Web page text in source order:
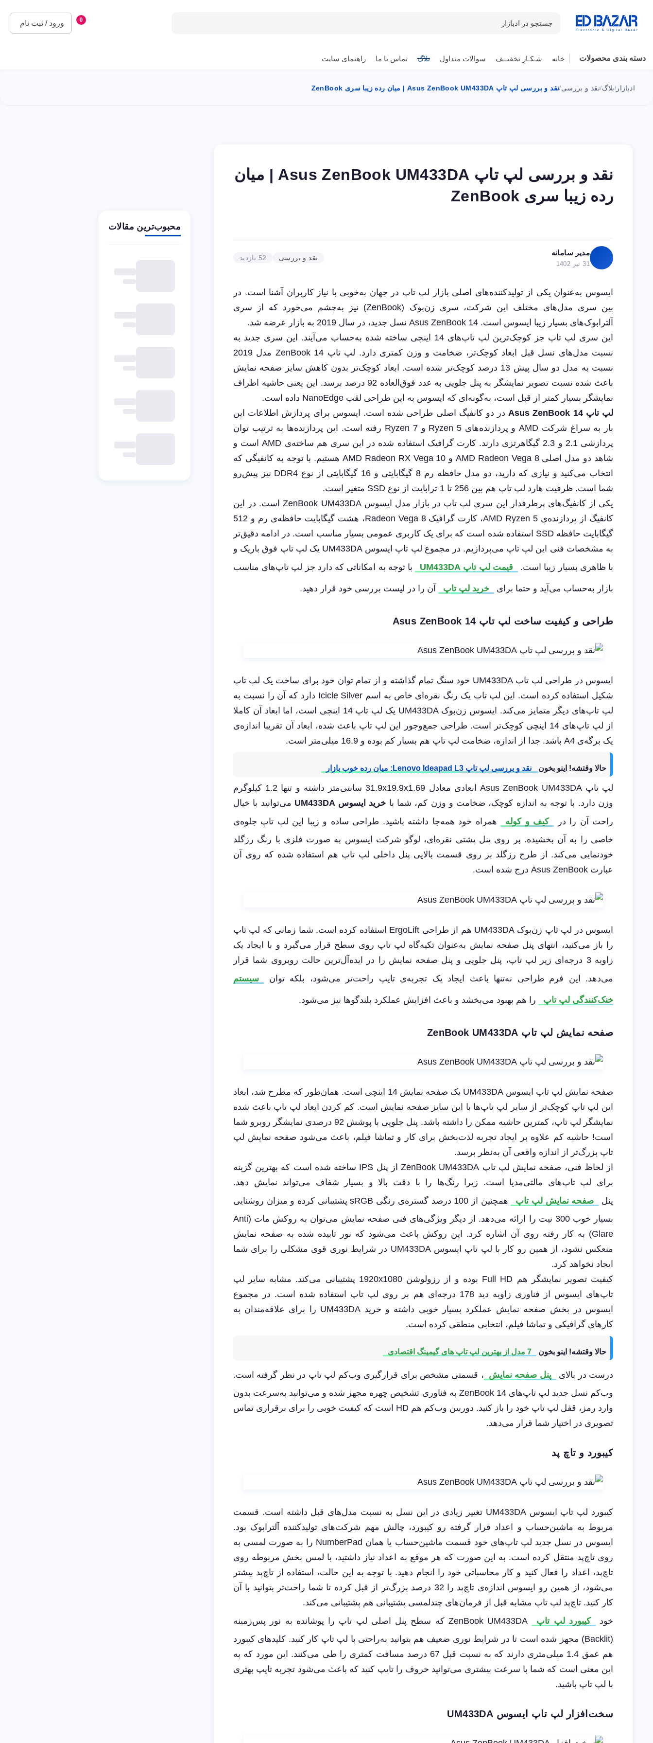
جستجو در ادبازار 0 ورود / ثبت نام
دسته بندی محصولات خانه شـکـارِ تخفیــف سوالات متداول بلاگ تماس با ما راهنمای سایت
ادبازار /بلاگ/نقد و بررسی/نقد و بررسی لپ تاپ Asus ZenBook UM433DA | میان رده زیبا سری ZenBook
نقد و بررسی لپ تاپ Asus ZenBook UM433DA | میان
رده زیبا سری ZenBook
مدیر سامانه
31 تیر 1402
نقد و بررسی 52 بازدید
ایسوس به‌عنوان یکی از تولیدکننده‌های اصلی بازار لپ تاپ در جهان به‌خوبی با نیاز کاربران آشنا است. در
بین سری مدل‌های مختلف این شرکت، سری زن‌بوک (ZenBook) نیز به‌چشم می‌خورد که از سری
آلترابوک‌های بسیار زیبا ایسوس است. Asus ZenBook 14 نسل جدید، در سال 2019 به بازار عرضه شد.
این سری لپ‌ تاپ جز کوچک‌ترین لپ ‌تاپ‌های 14 اینچی ساخته شده به‌حساب می‌آیند. این سری جدید به
نسبت مدل‌های نسل قبل ابعاد کوچک‌تر، ضخامت و وزن کمتری دارد. لپ تاپ ZenBook 14 مدل 2019
نسبت به مدل دو سال پیش 13 درصد کوچک‌تر شده است. ابعاد کوچک‌تر بدون کاهش سایز صفحه نمایش
باعث شده نسبت تصویر نمایشگر به پنل جلویی به عدد فوق‌العاده 92 درصد برسد. این یعنی حاشیه اطراف
نمایشگر بسیار کمتر از قبل است، به‌گونه‌ای که ایسوس به این طراحی لقب NanoEdge داده است.
لپ ‌تاپ Asus ZenBook 14
در دو کانفیگ اصلی طراحی شده است. ایسوس برای پردازش اطلاعات این
بار به سراغ شرکت AMD و پردازنده‌های Ryzen 5 و Ryzen 7 رفته است. این پردازنده‌ها به ترتیب توان
پردازشی 2.1 و 2.3 گیگاهرتزی دارند. کارت گرافیک استفاده شده در این سری هم ساخته‌ی AMD است و
شاهد دو مدل اصلی AMD Radeon Vega 8 و AMD Radeon RX Vega 10 هستیم. با توجه به کانفیگی که
انتخاب می‌کنید و نیازی که دارید، دو مدل حافظه رم 8 گیگابایتی و 16 گیگابایتی از نوع DDR4 نیز پیش‌رو
شما است. ظرفیت هارد لپ ‌تاپ هم بین 256 تا 1 ترابایت از نوع SSD متغیر است.
یکی از کانفیگ‌های پرطرفدار این سری لپ ‌تاپ در بازار مدل ایسوس ZenBook UM433DA است. در این
کانفیگ از پردازند‌ه‌ی AMD Ryzen 5، کارت گرافیک Radeon Vega 8، هشت گیگابایت حافظه‌ی رم و 512
گیگابایت حافظه SSD استفاده‌ شده است که برای یک کاربری عمومی بسیار مناسب است. در ادامه دقیق‌تر
به مشخصات فنی این لپ تاپ می‌پردازیم. در مجموع لپ تاپ ایسوس UM433DA یک لپ تاپ فوق باریک و
با ظاهری بسیار زیبا است.
قیمت لپ تاپ UM433DA با توجه به امکاناتی که دارد جز لپ تاپ‌های مناسب
بازار به‌حساب می‌آید و حتما برای خرید لپ تاپ آن را در لیست بررسی خود قرار دهید.
طراحی و کیفیت ساخت لپ تاپ Asus ZenBook 14
ایسوس در طراحی لپ ‌تاپ UM433DA خود سنگ تمام گذاشته و از تمام توان خود برای ساخت یک لپ‌ تاپ
شکیل استفاده کرده است. این لپ ‌تاپ یک رنگ نقره‌ای خاص به‌ اسم Icicle Silver دارد که آن را نسبت به
لپ‌ تاپ‌های دیگر متمایز می‌کند. ایسوس زن‌بوک UM433DA یک لپ ‌تاپ 14 اینچی است، اما ابعاد آن کاملا
از لپ ‌تاپ‌های 14 اینچی کوچک‌تر است. طراحی جمع‌و‌جور این لپ‌ تاپ باعث شده، ابعاد آن تقریبا اندازه‌ی
یک برگه‌ی A4 باشد. جدا از اندازه، ضخامت لپ ‌تاپ هم بسیار کم بوده و 16.9 میلی‌متر است.
حالا وقتشه! اینو بخون نقد و بررسی لپ تاپ Lenovo Ideapad L3: میان رده خوب بازار
لپ ‌تاپ Asus ZenBook UM433DA ابعادی معادل 31.9x19.9x1.69 سانتی‌متر داشته و تنها 1.2 کیلوگرم
وزن دارد. با توجه به اندازه‌ کوچک‌، ضخامت و وزن کم، شما با خرید ایسوس UM433DA
می‌توانید با خیال
راحت آن را در
کیف و کوله
همراه خود همه‌جا داشته باشید. طراحی ساده و زیبا این لپ ‌تاپ جلوه‌ی
خاصی را به آن بخشیده. بر روی پنل پشتی نقره‌ای، لوگو شرکت ایسوس به صورت فلزی با رنگ رزگلد
خودنمایی می‌کند. از طرح رزگلد بر روی قسمت بالایی پنل داخلی لپ ‌تاپ هم استفاده شده که روی آن
عبارت Asus ZenBook درج شده است.
ایسوس در لپ ‌تاپ زن‌بوک UM433DA هم از طراحی ErgoLift استفاده کرده است. شما زمانی که لپ ‌تاپ
را باز می‌کنید، انتهای پنل صفحه نمایش به‌عنوان تکیه‌گاه لپ‌ تاپ روی سطح قرار می‌گیرد و با ایجاد یک
زاویه 3 درجه‌ای زیر لپ ‌تاپ، پنل جلویی و پنل صفحه نمایش را در ایده‌آل‌ترین حالت روبروی شما قرار
می‌دهد. این فرم طراحی نه‌تنها باعث ایجاد یک تجربه‌ی تایپ راحت‌تر می‌شود، بلکه توان
سیستم
خنک‌کنندگی لپ ‌تاپ را هم بهبود می‌بخشد و باعث افزایش عملکرد بلندگوها نیز می‌شود.
صفحه نمایش لپ تاپ ZenBook UM433DA
صفحه نمایش لپ تاپ ایسوس UM433DA یک صفحه نمایش 14 اینچی است. همان‌طور که مطرح شد، ابعاد
این لپ‌ تاپ کوچک‌تر از سایر لپ ‌تاپ‌ها با این سایز صفحه نمایش است. کم کردن ابعاد لپ‌ تاپ باعث شده
نمایشگر لپ ‌تاپ، کمترین حاشیه ممکن را داشته باشد. پنل جلویی با پوشش 92 درصدی نمایشگر روبرو شما
است! حاشیه کم علاوه بر ایجاد تجربه لذت‌بخش برای کار و تماشا فیلم، باعث می‌شود صفحه نمایش لپ
‌تاپ بزرگ‌تر از اندازه‌ واقعی آن به‌نظر برسد.
از لحاظ فنی، صفحه نمایش لپ تاپ ZenBook UM433DA از پنل IPS ساخته شده است که بهترین گزینه
برای لپ ‌تاپ‌های مالتی‌مدیا است. زیرا رنگ‌ها را با دقت بالا و بسیار شفاف می‌تواند نمایش دهد.
پنل
صفحه نمایش لپ ‌تاپ
همچنین از 100 درصد گستره‌‌ی رنگی sRGB پشتیبانی کرده و میزان روشنایی
بسیار خوب 300 نیت را ارائه می‌دهد. از دیگر ویژگی‌های فنی صفحه نمایش می‌توان به روکش مات (Anti
Glare) به کار رفته روی آن اشاره کرد. این روکش باعث می‌شود که نور تابیده شده به صفحه نمایش
منعکس نشود، از همین رو کار با لپ ‌تاپ ایسوس UM433DA در شرایط نوری قوی مشکلی را برای شما
ایجاد نخواهد کرد.
کیفیت تصویر نمایشگر هم Full HD بوده و از رزولوشن 1920x1080 پشتیبانی می‌کند. مشابه سایر لپ
‌تاپ‌های ایسوس از فناوری زاویه دید 178 درجه‌ای هم بر روی لپ ‌تاپ استفاده شده است. در مجموع
ایسوس در بخش صفحه نمایش عملکرد بسیار خوبی داشته و خرید UM433DA را برای علاقه‌مندان به
کارهای گرافیکی و تماشا فیلم، انتخابی منطقی کرده است.
حالا وقتشه! اینو بخون 7 مدل از بهترین لپ تاپ های گیمینگ اقتصادی
درست در بالای پنل صفحه نمایش ، قسمتی مشخص برای قرارگیری وب‌کم لپ ‌تاپ در نظر گرفته است.
وب‌کم نسل جدید لپ‌ تاپ‌های ZenBook 14 به فناوری تشخیص چهره مجهز شده و می‌توانید به‌سرعت بدون
وارد رمز، قفل لپ ‌تاپ خود را باز کنید. دوربین وب‌کم هم HD است که کیفیت خوبی را برای برقراری تماس‌
تصویری در اختیار شما قرار می‌دهد.
کیبورد و تاچ پد
کیبورد لپ‌ تاپ ایسوس UM433DA تغییر زیادی در این نسل به نسبت مدل‌های قبل داشته است. قسمت
مربوط به ماشین‌حساب و اعداد قرار گرفته رو کیبورد، چالش مهم شرکت‌های تولیدکننده آلترابوک بود.
ایسوس در نسل جدید لپ ‌تاپ‌های خود قسمت ماشین‌حساب یا همان NumberPad را به صورت لمسی به
روی تاچ‌پد منتقل کرده است. به این صورت که هر موقع به اعداد نیاز داشتید، با لمس بخش مربوطه روی
تاچ‌پد، اعداد را فعال کنید و کار محاسباتی خود را انجام دهید. با توجه به این حالت، استفاده از تاچ‌پد بیشتر
می‌شود، از همین رو ایسوس اندازه‌ی تاچ‌پد را 32 درصد بزرگ‌تر از قبل کرده تا شما راحت‌تر بتوانید با آن
کار کنید. تاچ‌پد لپ ‌تاپ مشابه قبل از فرمان‌های چندلمسی پشتیبانی هم پشتیبانی می‌کند.
خود
کیبورد لپ ‌تاپ
ZenBook UM433DA که سطح پنل اصلی لپ‌ تاپ را پوشانده به نور پس‌زمینه
(Backlit) مجهز شده است تا در شرایط نوری ضعیف هم بتوانید به‌راحتی با لپ ‌تاپ کار کنید. کلیدهای کیبورد
هم عمق 1.4 میلی‌متری دارند که به نسبت قبل 67 درصد مسافت کمتری را طی می‌کنند. این مورد که به
این معنی است که شما با سرعت بیشتری می‌توانید حروف را تایپ کنید که باعث می‌شود تجربه تایپ بهتری
با لپ ‌تاپ باشید.
سخت‌افزار لپ تاپ ایسوس UM433DA
محبوب‌ترین مقالات